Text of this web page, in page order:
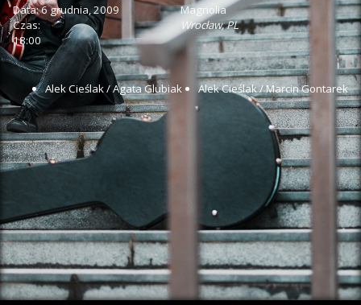
Data:6 grudnia, 2009
Czas:
18:00
Magnolia
Wrocław,PL
Alek Cieślak / Agata Glubiak Alek Cieślak / Marcin Gontarek